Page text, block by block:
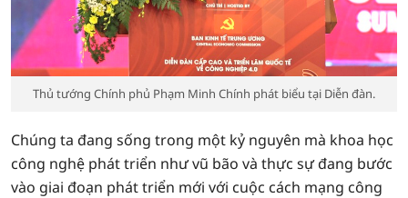
Thủ tướng Chính phủ Phạm Minh Chính phát biểu tại Diễn đàn.
Chúng ta đang sống trong một kỷ nguyên mà khoa học
công nghệ phát triển như vũ bão và thực sự đang bước
vào giai đoạn phát triển mới với cuộc cách mạng công